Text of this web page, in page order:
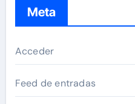
Meta
Acceder
Feed de entradas